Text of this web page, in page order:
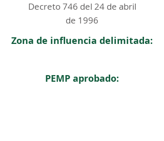
Decreto 746 del 24 de abril
de 1996
Zona de influencia delimitada:
PEMP aprobado: